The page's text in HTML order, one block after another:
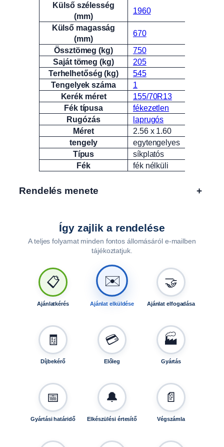
Külső szélesség
(mm)
1960
Külső magasság
(mm)
670
Össztömeg (kg)
750
Saját tömeg (kg)
205
Terhelhetőség (kg)
545
Tengelyek száma
1
Kerék méret
155/70R13
Fék típusa
fékezetlen
Rugózás
laprugós
Méret
2.56 x 1.60
tengely
egytengelyes
Típus
síkplatós
Fék
fék nélküli
Rendelés menete +
Így zajlik a rendelése
A teljes folyamat minden fontos állomásáról e-mailben
tájékoztatjuk.
📋
Ajánlatkérés
✉️
Ajánlat elküldése
🤝
Ajánlat elfogadása
🧾
Díjbekérő
💳
Előleg
🏭
Gyártás
📅
Gyártási határidő
🔔
Elkészülési értesítő
📄
Végszámla